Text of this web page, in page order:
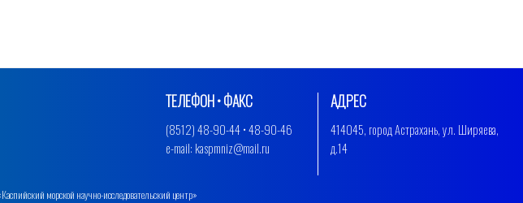
АДРЕС
414045, город Астрахань, ул. Ширяева,
д.14
ТЕЛЕФОН • ФАКС
(8512) 48-90-44 • 48-90-46
e-mail: kaspmniz@mail.ru
морской научно-исследовательский центр»